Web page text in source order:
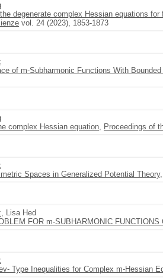
degenerate complex Hessian equations for
vol. 24 (2023), 1853-1873
of m-Subharmonic Functions With Bounded
complex Hessian equation, Proceedings of
Spaces in Generalized Potential Theory
, Lisa Hed
FOR m-SUBHARMONIC FUNCTIONS
Type Inequalities for Complex m-Hessian